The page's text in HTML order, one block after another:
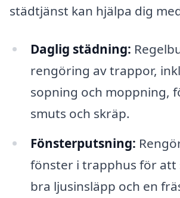
städtjänst kan hjälpa dig
Daglig städning:
rengöring av trappor,
sopning och moppning,
smuts och skräp.
Fönsterputsning:
fönster i trapphus för att
bra ljusinsläpp och en